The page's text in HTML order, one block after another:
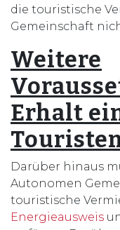
die touristische
Gemeinschaft
Weitere
Erhalt
Darüber hinaus
Autonomen
touristische
Energieausweis